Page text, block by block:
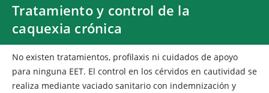
Tratamiento y control de la
caquexia crónica
No existen tratamientos, profilaxis ni cuidados de apoyo
para ninguna EET. El control en los cérvidos en cautividad se
realiza mediante vaciado sanitario con indemnización y